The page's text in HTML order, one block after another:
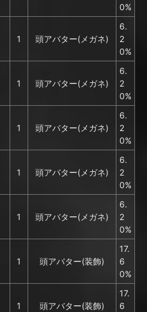
0%
1 頭アバター(メガネ)
6.
2
0%
1 頭アバター(メガネ)
6.
2
0%
1 頭アバター(メガネ)
6.
2
0%
1 頭アバター(メガネ)
6.
2
0%
1 頭アバター(メガネ)
6.
2
0%
1 頭アバター(装飾)
17.
6
0%
1 頭アバター(装飾)
17.
6